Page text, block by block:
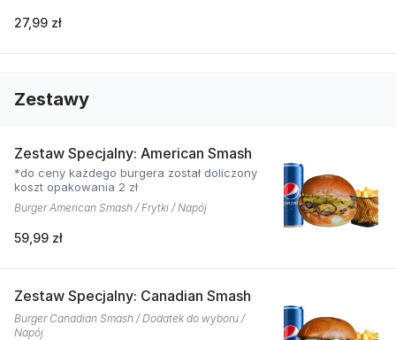
27,99 zł
Zestawy
Zestaw Specjalny: American Smash
*do ceny każdego burgera został doliczony
koszt opakowania 2 zł
Burger American Smash / Frytki / Napój
59,99 zł
Zestaw Specjalny: Canadian Smash
Burger Canadian Smash / Dodatek do wyboru /
Napój